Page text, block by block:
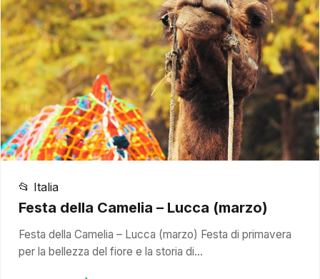
📂 Italia
Festa della Camelia – Lucca (marzo)
Festa della Camelia – Lucca (marzo) Festa di primavera
per la bellezza del fiore e la storia di…